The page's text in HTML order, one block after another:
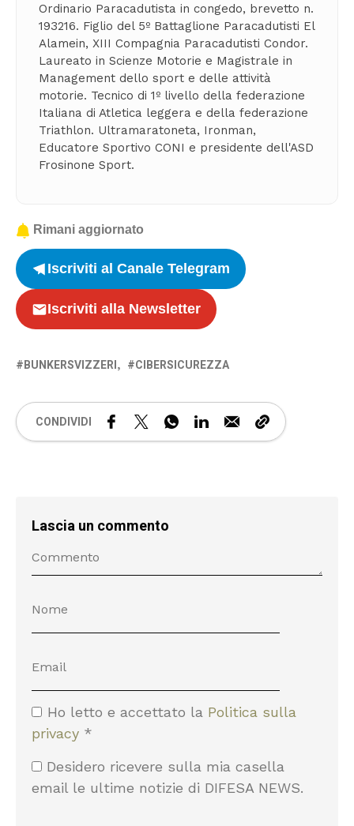
Ordinario Paracadutista in congedo, brevetto n.
193216. Figlio del 5º Battaglione Paracadutisti El
Alamein, XIII Compagnia Paracadutisti Condor.
Laureato in Scienze Motorie e Magistrale in
Management dello sport e delle attività
motorie. Tecnico di 1º livello della federazione
Italiana di Atletica leggera e della federazione
Triathlon. Ultramaratoneta, Ironman,
Educatore Sportivo CONI e presidente dell'ASD
Frosinone Sport.
Rimani aggiornato
Iscriviti al Canale Telegram
Iscriviti alla Newsletter
BUNKERSVIZZERI CIBERSICUREZZA
CONDIVIDI
Lascia un commento
Ho letto e accettato la Politica sulla
privacy *
Desidero ricevere sulla mia casella
email le ultime notizie di DIFESA NEWS.